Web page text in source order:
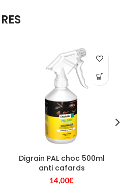
Digrain PAL choc 500ml
anti cafards
14,00€